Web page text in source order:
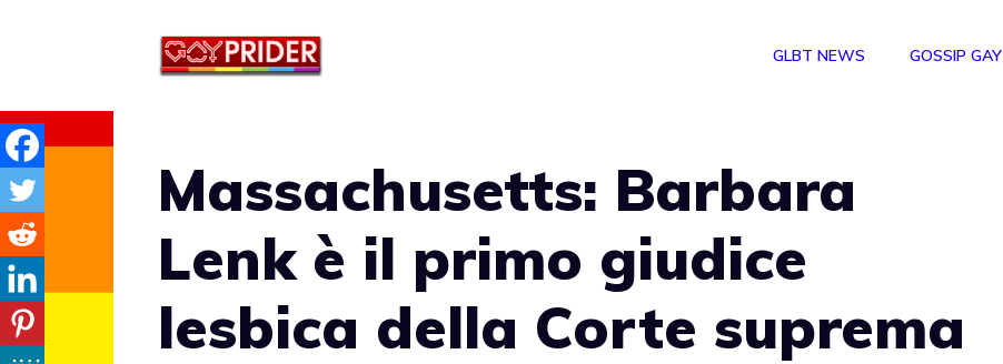
GLBT NEWS GOSSIP GAY
Massachusetts: Barbara
Lenk è il primo giudice
lesbica della Corte suprema